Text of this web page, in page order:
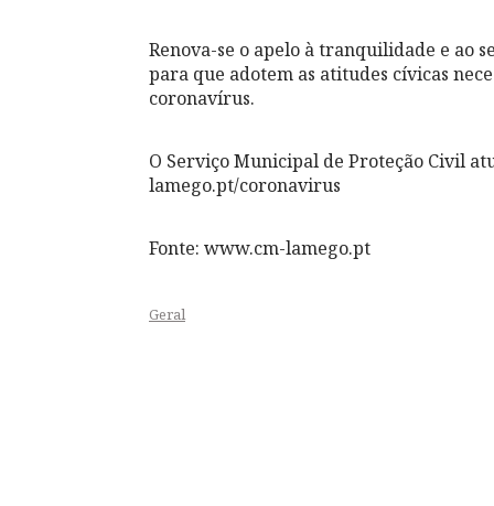
Renova-se o apelo à tranquilidade e ao
para que adotem as atitudes cívicas
coronavírus.
O Serviço Municipal de Proteção Civil
lamego.pt/coronavirus
Fonte: www.cm-lamego.pt
Geral